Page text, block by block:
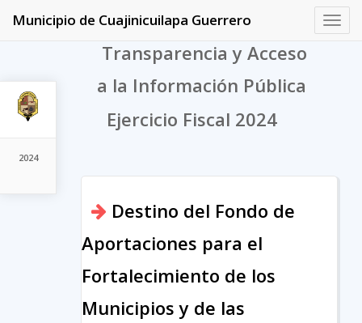
2024
Municipio de Cuajinicuilapa Guerrero
Transparencia y Acceso
a la Información Pública
Ejercicio Fiscal 2024
Destino del Fondo de
Aportaciones para el
Fortalecimiento de los
Municipios y de las